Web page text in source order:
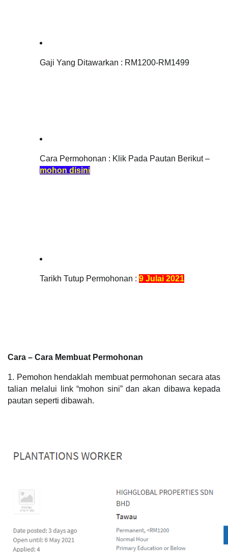
Gaji Yang Ditawarkan : RM1200-RM1499
mohon disini
Tarikh Tutup Permohonan : 9 Julai 2021
Cara – Cara Membuat Permohonan
1. Pemohon hendaklah membuat permohonan secara atas
talian melalui link “mohon sini” dan akan dibawa kepada
pautan seperti dibawah.